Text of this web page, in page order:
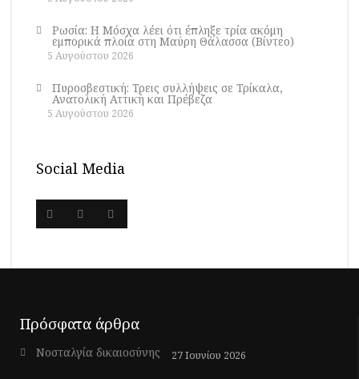
Ρωσία: Η Μόσχα λέει ότι έπληξε τρία ακόμη
εμπορικά πλοία στη Μαύρη Θάλασσα (Βίντεο)
5 Αυγούστου 2026
Πυροσβεστική: Τρεις συλλήψεις σε Τρίκαλα,
Ανατολική Αττική και Πρέβεζα
5 Αυγούστου 2026
Social Media
Πρόσφατα άρθρα
Νοσταλγία δικαιοσύνης 27 Ιουνίου 2026